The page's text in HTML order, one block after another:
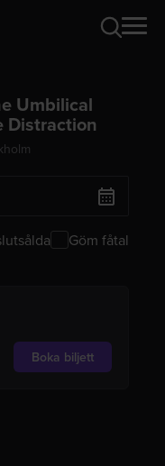
Umbilical
Distraction
Göm fåtal
Boka biljett